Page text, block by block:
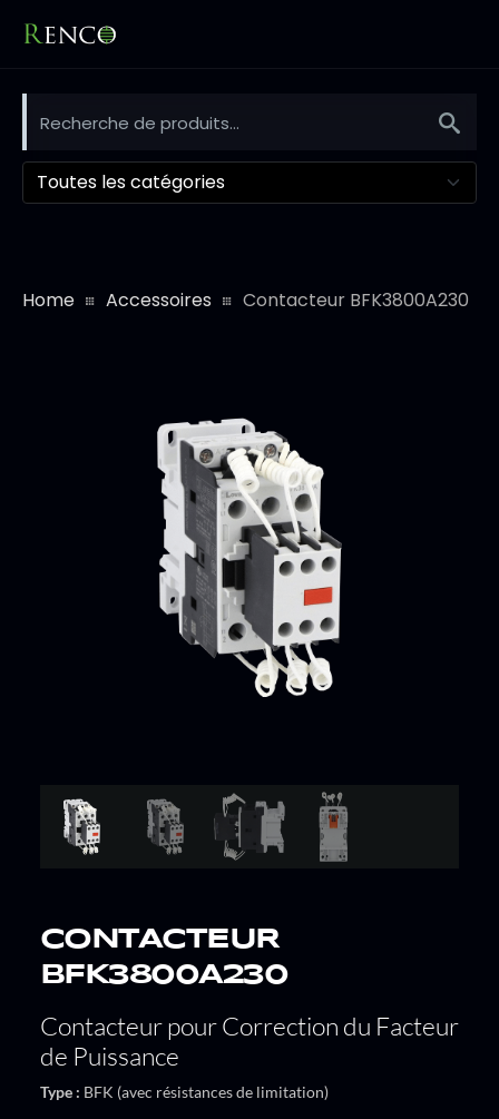
Toutes les catégories
Home Accessoires Contacteur BFK3800A230
CONTACTEUR
BFK3800A230
Contacteur pour Correction du Facteur
de Puissance
Type : BFK (avec résistances de limitation)